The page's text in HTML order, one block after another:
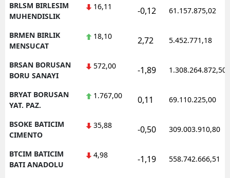
BRLSM BIRLESIM
MUHENDISLIK
16,11 -0,12 61.157.875,02
BRMEN BIRLIK
MENSUCAT
18,10 2,72 5.452.771,18
BRSAN BORUSAN
BORU SANAYI
572,00 -1,89 1.308.264.872,50
BRYAT BORUSAN
YAT. PAZ.
1.767,00 0,11 69.110.225,00
BSOKE BATICIM
CIMENTO
35,88 -0,50 309.003.910,80
BTCIM BATICIM
BATI ANADOLU
4,98 -1,19 558.742.666,51